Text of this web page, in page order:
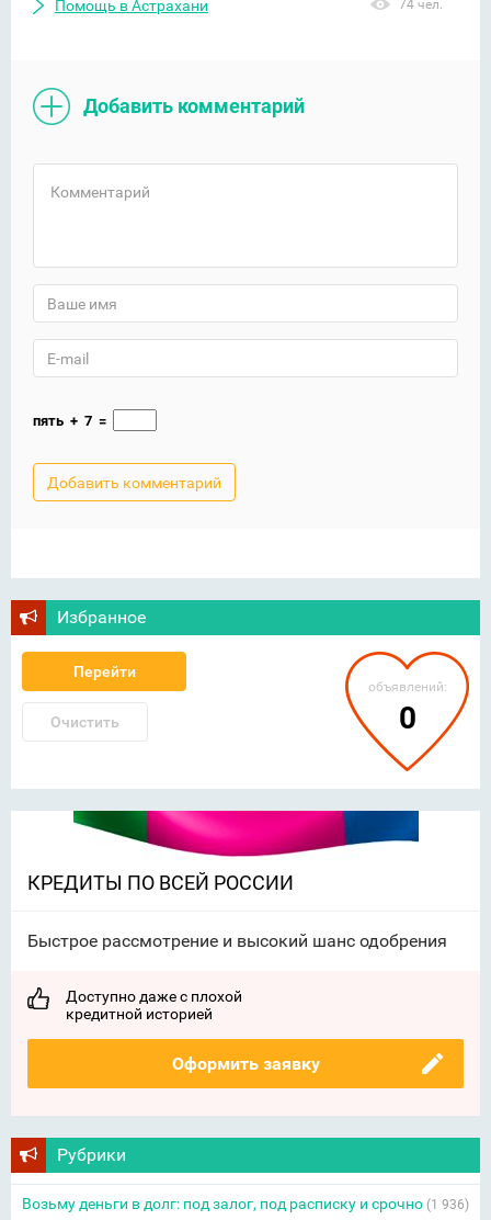
Помощь в Астрахани 74 чел.
Добавить комментарий
пять + 7 =
Избранное
Перейти
Очистить
объявлений:
0
КРЕДИТЫ ПО ВСЕЙ РОССИИ
Быстрое рассмотрение и высокий шанс одобрения
Доступно даже с плохой
кредитной историей
Оформить заявку
Рубрики
Возьму деньги в долг: под залог, под расписку и срочно (1 936)